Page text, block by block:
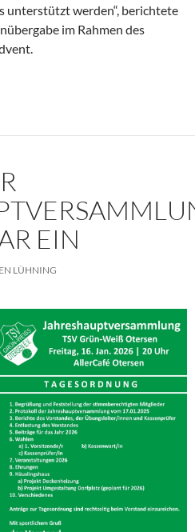
unterstützt werden“, berichtete
im Rahmen des
Emma Hicksmaus
EIN
LÜHNING